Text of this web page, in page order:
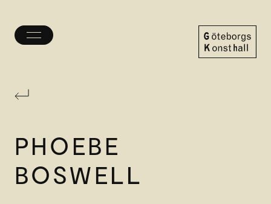
Öppna/stäng
PHOEBE
BOSWELL